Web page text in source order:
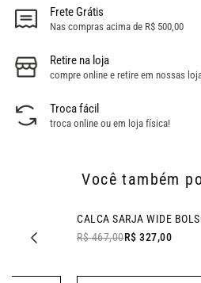
Frete Grátis
Nas compras acima de R$ 500,00
Retire na loja
compre online e retire em nossas
Troca fácil
troca online ou em loja física!
Você também
CALCA SARJA WIDE BOLSO PALHA
R$ 467,00
R$ 327,00